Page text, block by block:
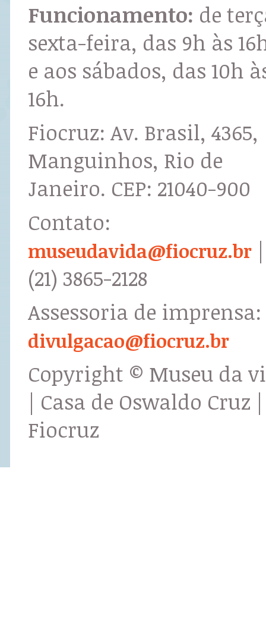
Funcionamento: de
sexta-feira, das 9h às
e aos sábados, das 10h
16h.
Fiocruz: Av. Brasil, 4365,
Manguinhos, Rio de
Janeiro. CEP: 21040-900
Contato:
museudavida@fiocruz.br |
(21) 3865-2128
Assessoria de imprensa:
divulgacao@fiocruz.br
Copyright © Museu da
| Casa de Oswaldo Cruz |
Fiocruz